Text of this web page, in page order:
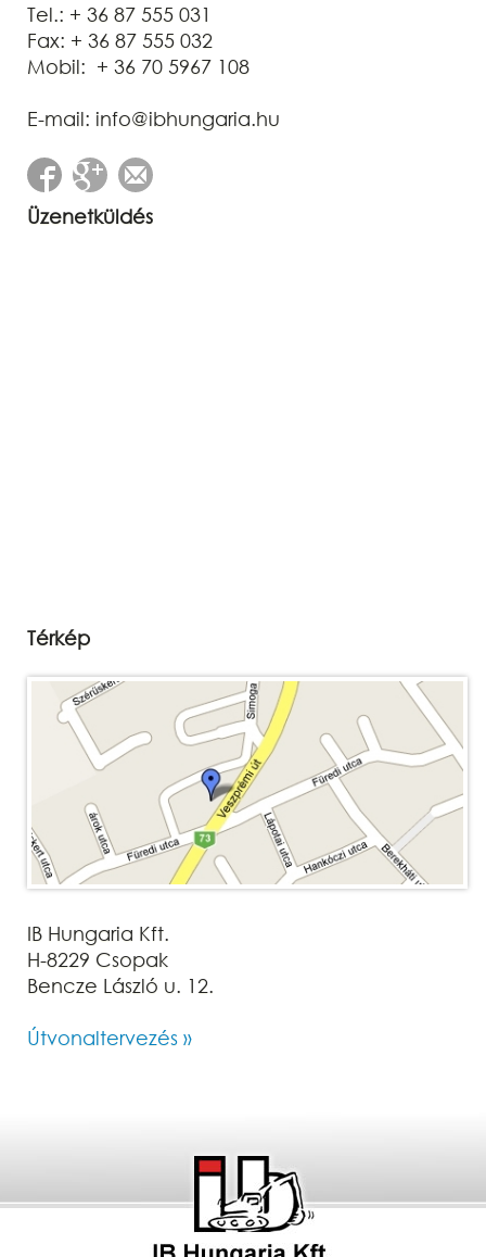
Tel.: + 36 87 555 031
Fax: + 36 87 555 032
Mobil: + 36 70 5967 108
E-mail: info@ibhungaria.hu
Üzenetküldés
Térkép
IB Hungaria Kft.
H-8229 Csopak
Bencze László u. 12.
Útvonaltervezés »